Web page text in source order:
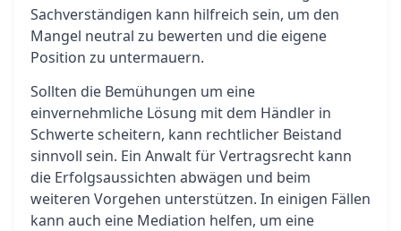
Sachverständigen kann hilfreich sein, um den
Mangel neutral zu bewerten und die eigene
Position zu untermauern.
Sollten die Bemühungen um eine
einvernehmliche Lösung mit dem Händler in
Schwerte scheitern, kann rechtlicher Beistand
sinnvoll sein. Ein Anwalt für Vertragsrecht kann
die Erfolgsaussichten abwägen und beim
weiteren Vorgehen unterstützen. In einigen Fällen
kann auch eine Mediation helfen, um eine